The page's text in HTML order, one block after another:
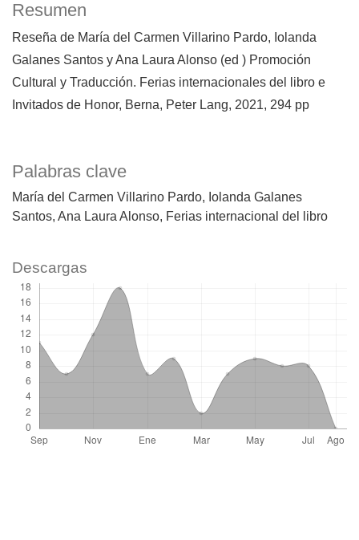
Palabras clave
María del Carmen Villarino Pardo
Iolanda Galanes
Santos Ana Laura Alonso Ferias internacional del libro
Resumen
Reseña de María del Carmen Villarino Pardo, Iolanda
Galanes Santos y Ana Laura Alonso (ed ) Promoción
Cultural y Traducción. Ferias internacionales del libro e
Invitados de Honor, Berna, Peter Lang, 2021, 294 pp
Descargas